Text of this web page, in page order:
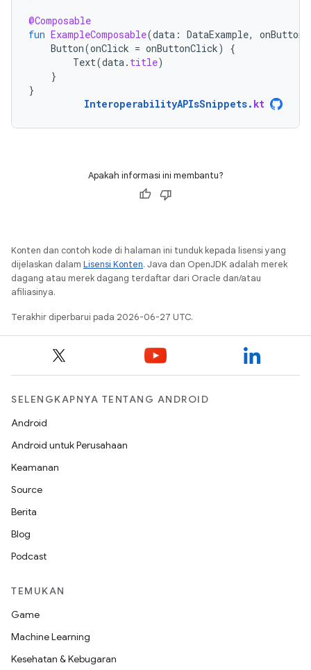
@Composable
fun ExampleComposable(data : DataExample,
Button(onClick = onButtonClick)
{
Text(data. title)
}
}
InteroperabilityAPIsSnippets. kt
Apakah informasi ini membantu?
Konten dan contoh kode di halaman ini tunduk kepada lisensi yang
dijelaskan dalam Lisensi Konten. Java dan OpenJDK adalah merek
dagang atau merek dagang terdaftar dari Oracle dan/atau
afiliasinya.
Terakhir diperbarui pada 2026-06-27 UTC.
SELENGKAPNYA TENTANG ANDROID
Android
Android untuk Perusahaan
Keamanan
Source
Berita
Blog
Podcast
TEMUKAN
Game
Machine Learning
Kesehatan & Kebugaran